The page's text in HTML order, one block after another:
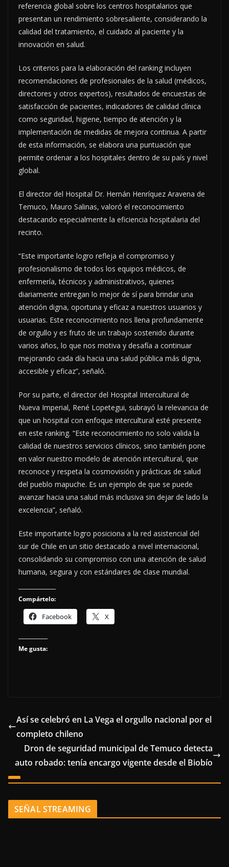
referencia global sobre los centros hospitalarios que
presentan un rendimiento sobresaliente, considerando la
calidad del tratamiento, el cuidado al paciente y la
innovación en salud.
Los criterios para la elaboración del ranking incluyen
recomendaciones de profesionales de la salud (médicos,
directores y otros expertos), resultados de encuestas de
satisfacción de pacientes, indicadores de calidad clínica
como seguridad, higiene, tiempo de atención y la
implementación de medidas de mejora continua. A partir
de esta información, se elabora una puntuación que
permite ordenar a los hospitales dentro de su país y nivel
global.
El director del Hospital Dr. Hernán Henríquez Aravena de
Temuco, Mauro Salinas, valoró el reconocimiento
destacando especialmente la eficiencia hospitalaria del
recinto.
“Este importante logro refleja el compromiso y
profesionalismo de todos los equipos médicos, de
enfermería, técnicos y administrativos, quienes
diariamente entregan lo mejor de sí para brindar una
atención digna, oportuna y eficaz a nuestros usuarios y
usuarias. Este reconocimiento nos llena profundamente
de orgullo y es fruto de un trabajo sostenido durante
varios años, lo que nos motiva y desafía a continuar
mejorando cada día hacia una salud pública más digna,
accesible y eficaz”, señaló.
Por su parte, el director del Hospital Intercultural de
Nueva Imperial, René Lopetegui, subrayó la relevancia de
que un hospital con enfoque intercultural esté presente
en este ranking. “Este reconocimiento no solo valida la
calidad de nuestros servicios clínicos, sino también pone
en valor nuestro modelo de atención intercultural, que
reconoce y respeta la cosmovisión y prácticas de salud
del pueblo mapuche. Es un ejemplo de que se puede
avanzar hacia una salud más inclusiva sin dejar de lado la
excelencia”, señaló.
Este importante logro posiciona a la red asistencial del
sur de Chile en un sitio destacado a nivel internacional,
consolidando su compromiso con una atención de salud
humana, segura y con estándares de clase mundial.
Compártelo:
Facebook X
Me gusta:
Así se celebró en La Vega el orgullo nacional por el
completo chileno
Dron de seguridad municipal de Temuco detecta
auto robado: tenía encargo vigente desde el Biobío
SEÑAL STREAMING